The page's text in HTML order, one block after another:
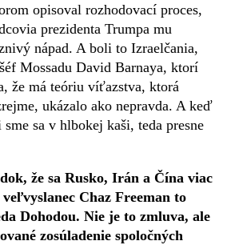
opisoval rozhodovací proces,
prezidenta Trumpa mu
nápad. A boli to Izraelčania,
Mossadu David Barnaya, ktorí
že má teóriu víťazstva, ktorá
ukázalo ako nepravda. A keď
sa v hlbokej kaši, teda presne
že sa Rusko, Irán a Čína viac
Chaz Freeman to
Dohodou. Nie je to zmluva, ale
zosúladenie spoločných